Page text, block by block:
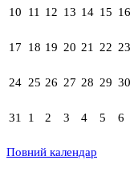
10 11 12 13 14 15 16
17 18 19 20 21 22 23
24 25 26 27 28 29 30
31 1 2 3 4 5 6
Повний календар